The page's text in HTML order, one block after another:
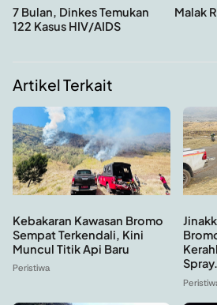
7 Bulan, Dinkes Temukan
122 Kasus HIV/AIDS
Malak
Artikel Terkait
Kebakaran Kawasan Bromo
Sempat Terkendali, Kini
Muncul Titik Api Baru
Peristiwa